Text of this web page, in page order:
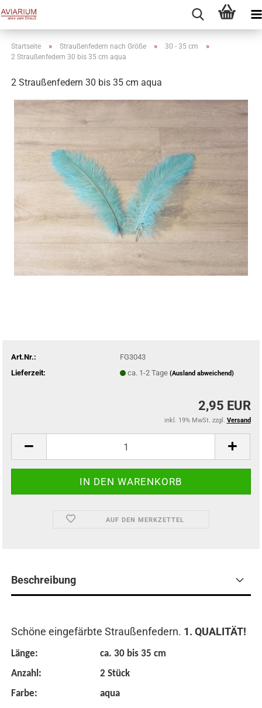
Startseite » Straußenfedern nach Größe » 30 - 35 cm »
2 Straußenfedern 30 bis 35 cm aqua
2 Straußenfedern 30 bis 35 cm aqua
Art.Nr.:
FG3043
Lieferzeit:
ca. 1-2 Tage (Ausland abweichend)
2,95 EUR
inkl. 19% MwSt. zzgl. Versand
AUF DEN MERKZETTEL
Beschreibung
Schöne eingefärbte Straußenfedern. 1. QUALITÄT!
Länge:
Anzahl:
Farbe:
ca. 30 bis 35 cm
2 Stück
aqua